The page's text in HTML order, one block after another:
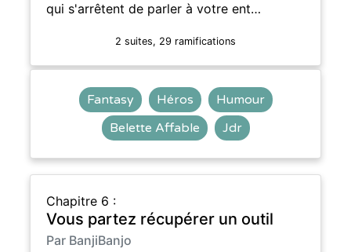
qui s'arrêtent de parler à votre ent…
2 suites, 29 ramifications
Fantasy Héros
Humour
Belette Affable
Jdr
Chapitre 6 :
Vous partez récupérer un outil
Par BanjiBanjo